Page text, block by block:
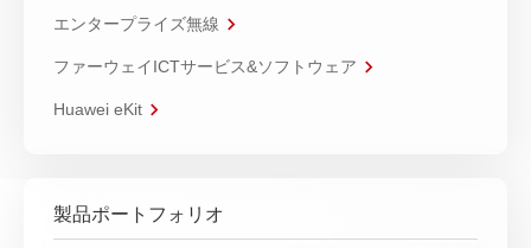
エンタープライズ無線
ファーウェイICTサービス&ソフトウェア
Huawei eKit
製品ポートフォリオ